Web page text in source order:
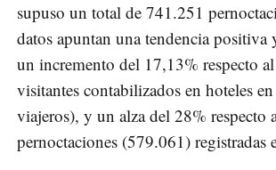
supuso un total de 741.251
datos apuntan una tendencia positiva
un incremento del 17,13% respecto
visitantes contabilizados en hoteles
viajeros), y un alza del 28% respecto
pernoctaciones (579.061) registradas